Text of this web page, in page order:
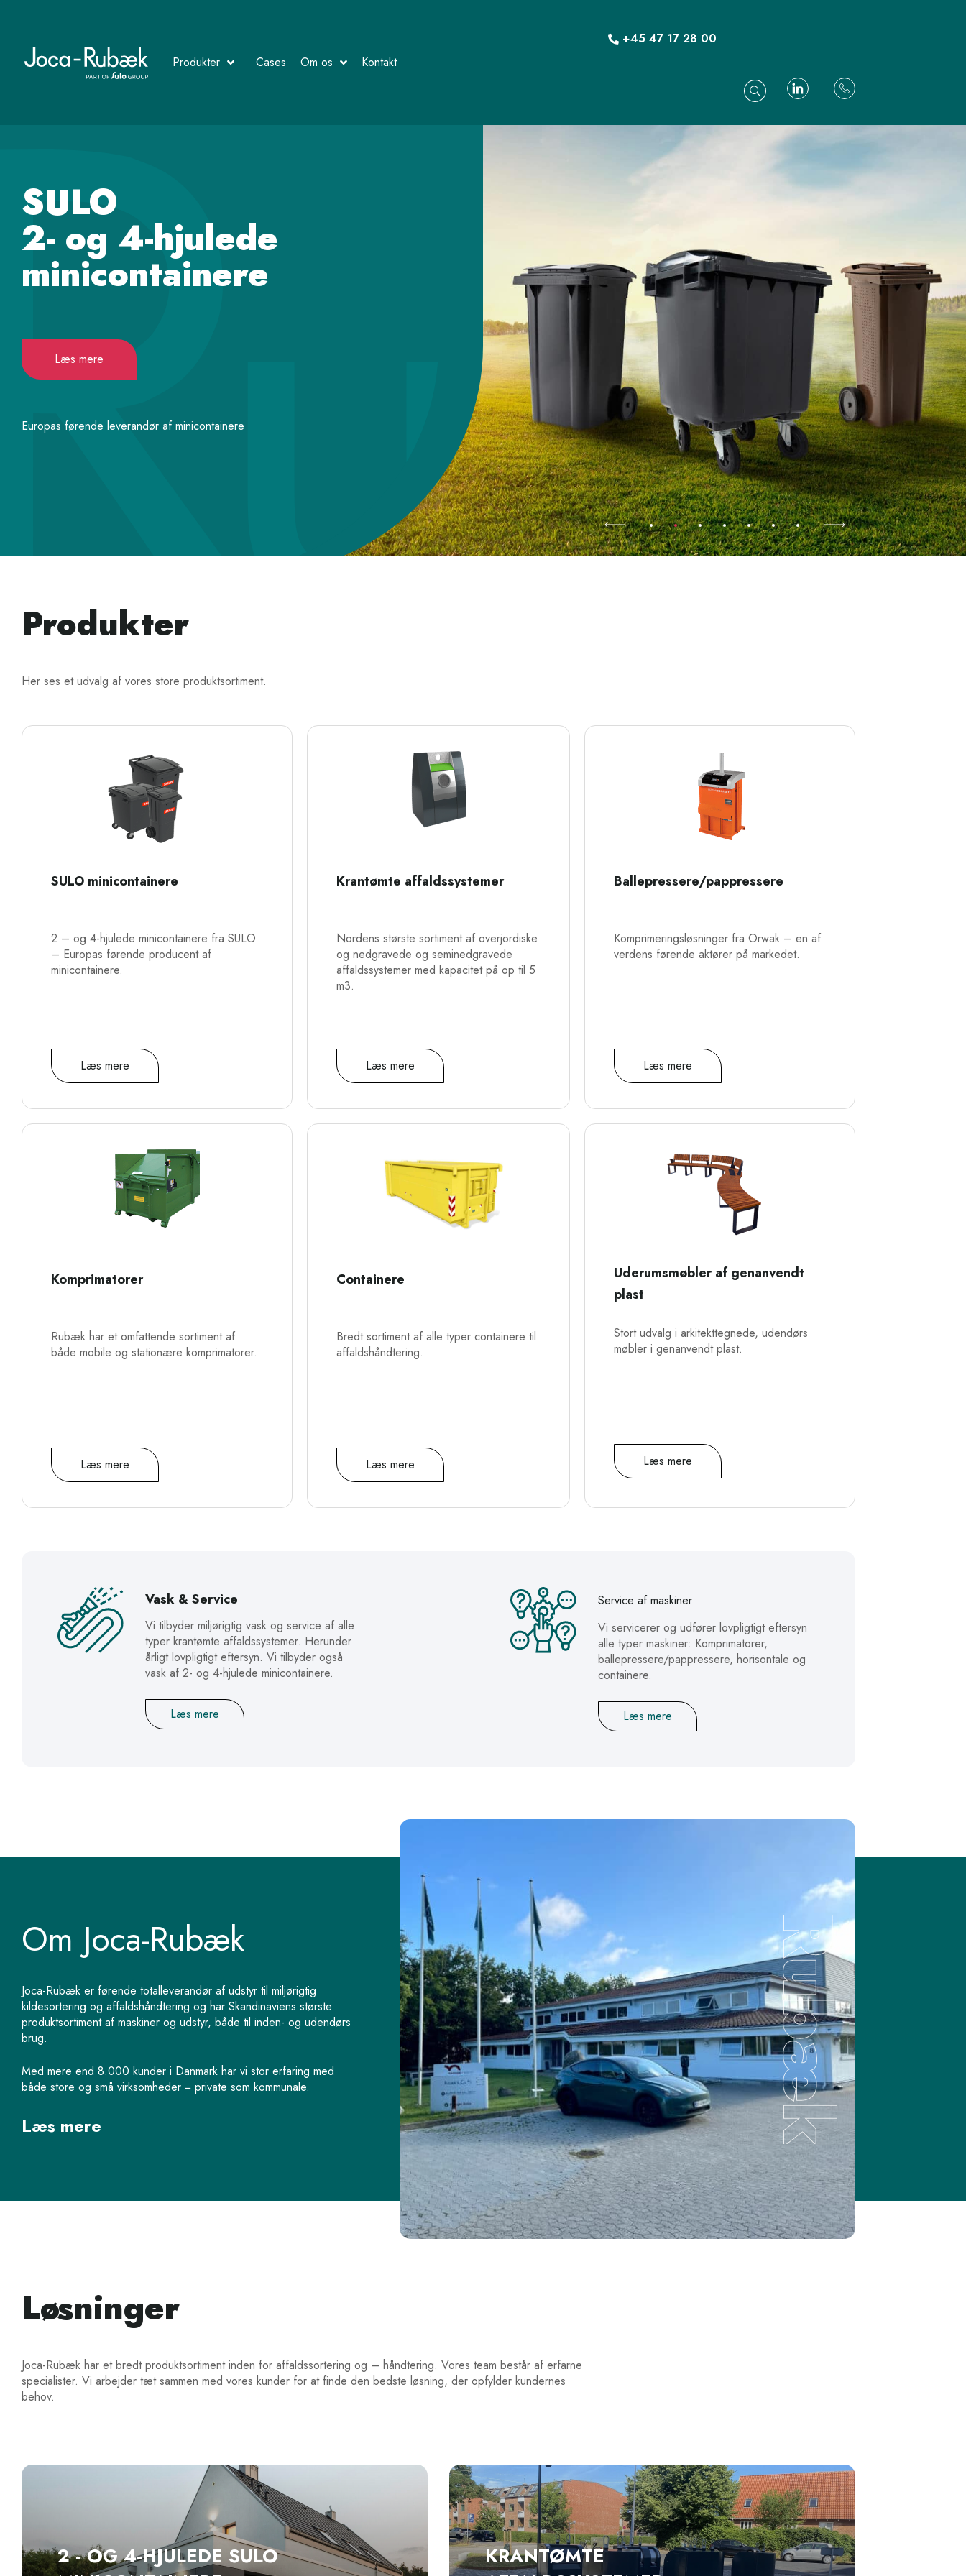
Produkter Cases Om os Kontakt
+45 47 17 28 00
SULO
2- og 4-hjulede
minicontainere
Læs mere
Europas førende leverandør af minicontainere
Produkter
Her ses et udvalg af vores store produktsortiment.
SULO minicontainere
2 – og 4-hjulede minicontainere fra SULO
– Europas førende producent af
minicontainere.
Læs mere
Krantømte affaldssystemer
Nordens største sortiment af overjordiske
og nedgravede og seminedgravede
affaldssystemer med kapacitet på op til 5
m3.
Læs mere
Ballepressere/pappressere
Komprimeringsløsninger fra Orwak – en af
verdens førende aktører på markedet.
Læs mere
Komprimatorer
Rubæk har et omfattende sortiment af
både mobile og stationære komprimatorer.
Læs mere
Containere
Bredt sortiment af alle typer containere til
affaldshåndtering.
Læs mere
Uderumsmøbler af genanvendt
plast
Stort udvalg i arkitekttegnede, udendørs
møbler i genanvendt plast.
Læs mere
Vask & Service
Vi tilbyder miljørigtig vask og service af alle
typer krantømte affaldssystemer. Herunder
årligt lovpligtigt eftersyn. Vi tilbyder også
vask af 2- og 4-hjulede minicontainere.
Læs mere
Service af maskiner
Vi servicerer og udfører lovpligtigt eftersyn
alle typer maskiner: Komprimatorer,
ballepressere/pappressere, horisontale og
containere.
Læs mere
Om Joca-Rubæk
Joca-Rubæk er førende totalleverandør af udstyr til miljørigtig
kildesortering og affaldshåndtering og har Skandinaviens største
produktsortiment af maskiner og udstyr, både til inden- og udendørs
brug.
Med mere end 8.000 kunder i Danmark har vi stor erfaring med
både store og små virksomheder − private som kommunale.
Læs mere
Løsninger
Joca-Rubæk har et bredt produktsortiment inden for affaldssortering og – håndtering. Vores team består af erfarne
specialister. Vi arbejder tæt sammen med vores kunder for at finde den bedste løsning, der opfylder kundernes
behov.
2 - OG 4-HJULEDE SULO
KRANTØMTE